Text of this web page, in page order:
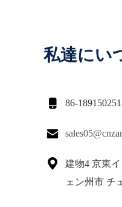
私達にい
 86-


建物4 京東
ェン州市 チ